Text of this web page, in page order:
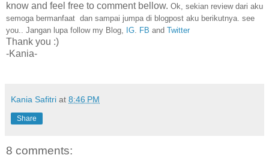
know and feel free to comment bellow. Ok, sekian review dari aku
semoga bermanfaat dan sampai jumpa di blogpost aku berikutnya. see
you.. Jangan lupa follow my Blog, IG. FB and Twitter
Thank you :)
-Kania-
Kania Safitri at 8:46 PM
Share
8 comments: